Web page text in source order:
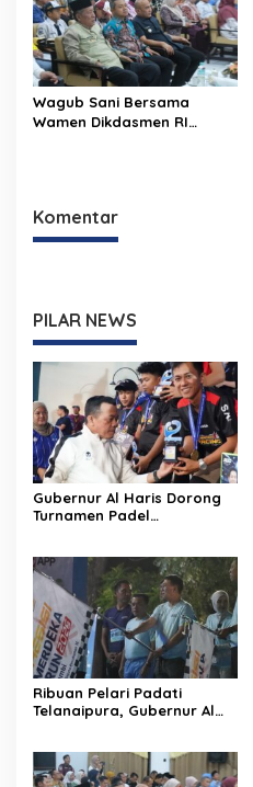
Wagub Sani Bersama
Wamen Dikdasmen RI
Komentar
PILAR NEWS
Gubernur Al Haris Dorong
Turnamen Padel
Masyarakat
Ribuan Pelari Padati
Telanaipura, Gubernur Al
Flag Off PMR 2026